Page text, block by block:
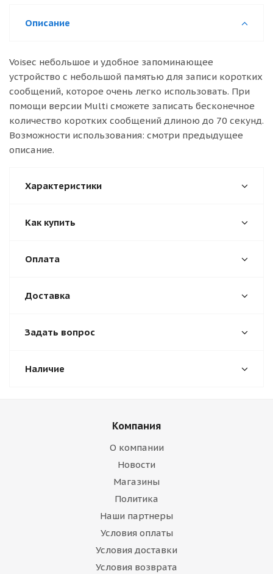
Описание
Voisec небольшое и удобное запоминающее
устройство с небольшой памятью для записи коротких
сообщений, которое очень легко использовать. При
помощи версии Multi сможете записать бесконечное
количество коротких сообщений длиною до 70 секунд.
Возможности использования: смотри предыдущее
описание.
Характеристики
Как купить
Оплата
Доставка
Задать вопрос
Наличие
Компания
О компании
Новости
Магазины
Политика
Наши партнеры
Условия оплаты
Условия доставки
Условия возврата